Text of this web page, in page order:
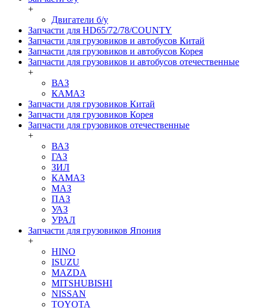
+
Двигатели б/у
Запчасти для HD65/72/78/COUNTY
Запчасти для грузовиков и автобусов Китай
Запчасти для грузовиков и автобусов Корея
Запчасти для грузовиков и автобусов отечественные
+
ВАЗ
КАМАЗ
Запчасти для грузовиков Китай
Запчасти для грузовиков Корея
Запчасти для грузовиков отечественные
+
ВАЗ
ГАЗ
ЗИЛ
КАМАЗ
МАЗ
ПАЗ
УАЗ
УРАЛ
Запчасти для грузовиков Япония
+
HINO
ISUZU
MAZDA
MITSHUBISHI
NISSAN
TOYOTA